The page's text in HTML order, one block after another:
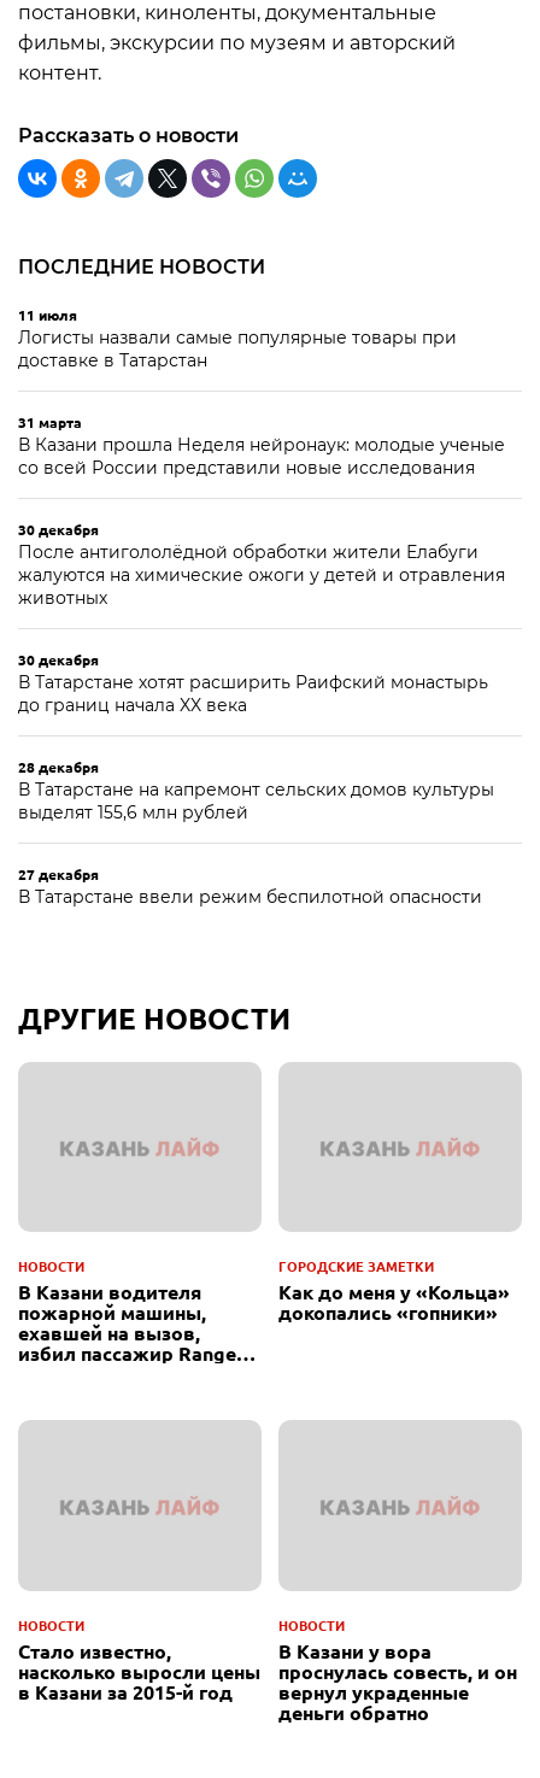
постановки, киноленты, документальные
фильмы, экскурсии по музеям и авторский
контент.
Рассказать о новости
ПОСЛЕДНИЕ НОВОСТИ
11 июля
Логисты назвали самые популярные товары при
доставке в Татарстан
31 марта
В Казани прошла Неделя нейронаук: молодые ученые
со всей России представили новые исследования
30 декабря
После антигололёдной обработки жители Елабуги
жалуются на химические ожоги у детей и отравления
животных
30 декабря
В Татарстане хотят расширить Раифский монастырь
до границ начала XX века
28 декабря
В Татарстане на капремонт сельских домов культуры
выделят 155,6 млн рублей
27 декабря
В Татарстане ввели режим беспилотной опасности
ДРУГИЕ НОВОСТИ
НОВОСТИ
В Казани водителя
пожарной машины,
ехавшей на вызов,
избил пассажир Range
ГОРОДСКИЕ ЗАМЕТКИ
Как до меня у «Кольца»
докопались «гопники»
НОВОСТИ
Стало известно,
насколько выросли цены
в Казани за 2015-й год
НОВОСТИ
В Казани у вора
проснулась совесть, и он
вернул украденные
деньги обратно